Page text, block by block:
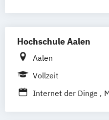
Hochschule Aalen
Aalen
Vollzeit
Internet der Dinge